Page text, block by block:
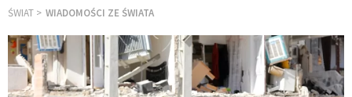
ŚWIAT WIADOMOŚCI ZE ŚWIATA